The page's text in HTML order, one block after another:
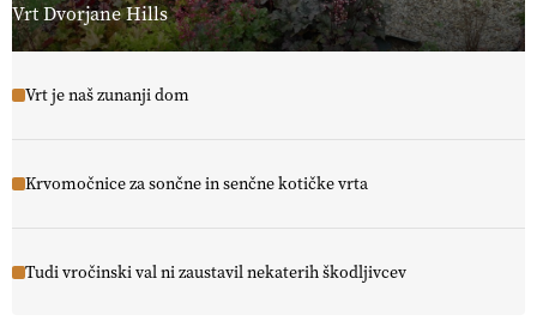
Vrt Dvorjane Hills
Vrt je naš zunanji dom
Krvomočnice za sončne in senčne kotičke vrta
Tudi vročinski val ni zaustavil nekaterih škodljivcev